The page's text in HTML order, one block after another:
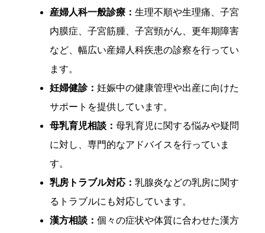
産婦人科一般診療： 生理不順や生理痛、子宮
内膜症、子宮筋腫、子宮頸がん、更年期障害
など、幅広い産婦人科疾患の診察を行ってい
ます。
妊婦健診： 妊娠中の健康管理や出産に向けた
サポートを提供しています。
母乳育児相談： 母乳育児に関する悩みや疑問
に対し、専門的なアドバイスを行っていま
す。
乳房トラブル対応： 乳腺炎などの乳房に関す
るトラブルにも対応しています。
漢方相談： 個々の症状や体質に合わせた漢方